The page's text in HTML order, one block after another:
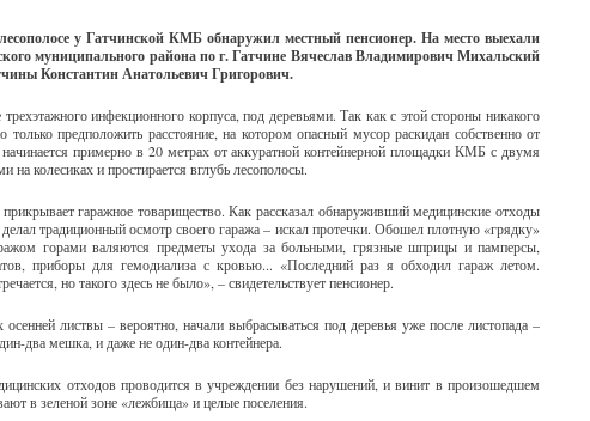
у Гатчинской КМБ обнаружил местный пенсионер. На место выехали
муниципального района по г. Гатчине Вячеслав Владимирович Михальский
Константин Анатольевич Григорович.
трехэтажного инфекционного корпуса, под деревьями. Так как с этой стороны никакого
предположить расстояние, на котором опасный мусор раскидан собственно от
примерно в 20 метрах от аккуратной контейнерной площадки КМБ с двумя
колесиках и простирается вглубь лесополосы.
гаражное товарищество. Как рассказал обнаруживший медицинские отходы
традиционный осмотр своего гаража – искал протечки. Обошел плотную «грядку»
горами валяются предметы ухода за больными, грязные шприцы и памперсы,
приборы для гемодиализа с кровью... «Последний раз я обходил гараж летом.
но такого здесь не было», – свидетельствует пенсионер.
листвы – вероятно, начали выбрасываться под деревья уже после листопада –
два мешка, и даже не один-два контейнера.
отходов проводится в учреждении без нарушений, и винит в произошедшем
в зеленой зоне «лежбища» и целые поселения.